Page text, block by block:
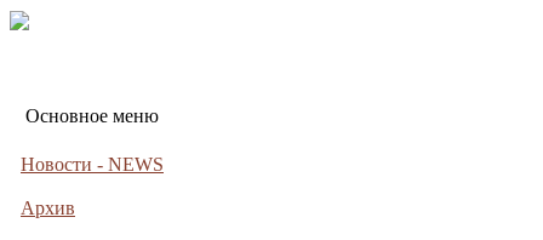
Основное меню
Новости - NEWS
Архив